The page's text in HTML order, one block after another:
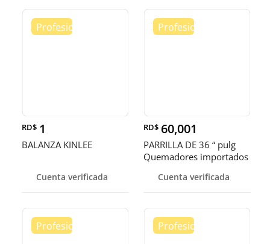
RD$ 1
BALANZA KINLEE
Cuenta verificada
RD$ 60,001
PARRILLA DE 36 “ pulg
Quemadores importados
Cuenta verificada